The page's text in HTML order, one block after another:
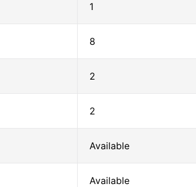
1
8
2
2
Available
Available